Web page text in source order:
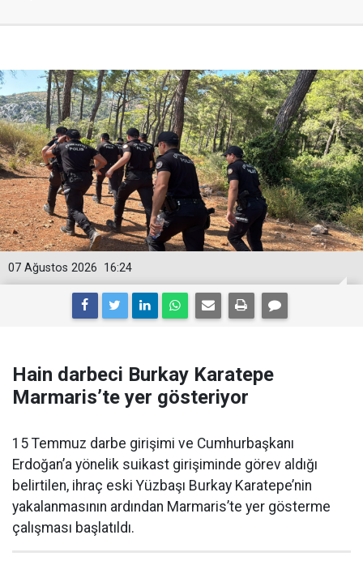
16:24
07 Ağustos 2026
Hain darbeci Burkay Karatepe
Marmaris’te yer gösteriyor
15 Temmuz darbe girişimi ve Cumhurbaşkanı
Erdoğan’a yönelik suikast girişiminde görev aldığı
belirtilen, ihraç eski Yüzbaşı Burkay Karatepe’nin
yakalanmasının ardından Marmaris’te yer gösterme
çalışması başlatıldı.